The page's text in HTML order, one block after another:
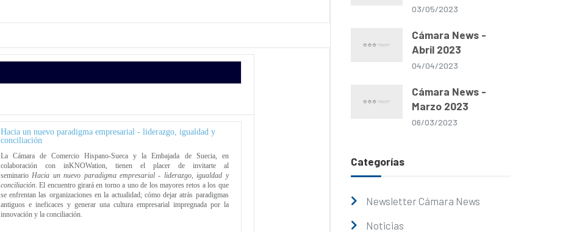
Hacia un nuevo paradigma empresarial - liderazgo, igualdad y
conciliación
La Cámara de Comercio Hispano-Sueca y la Embajada de Suecia, en
colaboración con inKNOWation, tienen el placer de invitarte al
seminario Hacia un nuevo paradigma empresarial - liderazgo, igualdad y
conciliación. El encuentro girará en torno a uno de los mayores retos a los que
se enfrentan las organizaciones en la actualidad; cómo dejar atrás paradigmas
antiguos e ineficaces y generar una cultura empresarial impregnada por la
innovación y la conciliación.
03/05/2023
Cámara News -
Abril 2023
04/04/2023
Cámara News -
Marzo 2023
06/03/2023
Categorías
Newsletter Cámara News
Noticias